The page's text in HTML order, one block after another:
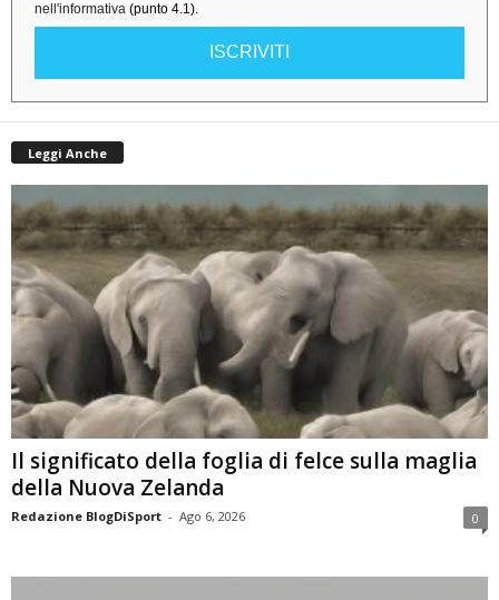
nell'informativa (punto 4.1).
ISCRIVITI
Leggi Anche
Il significato della foglia di felce sulla maglia
della Nuova Zelanda
Redazione BlogDiSport - Ago 6, 2026 0